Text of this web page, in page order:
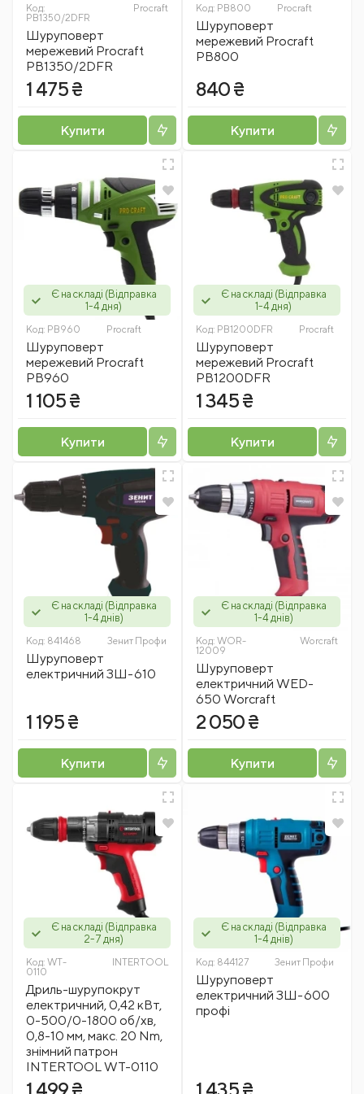
Код:
PB1350/2DFR
Procraft
Шуруповерт
мережевий Procraft
PB1350/2DFR
1 475 ₴
Купити
Код: PB800 Procraft
Шуруповерт
мережевий Procraft
PB800
840 ₴
Купити
Є на складі (Відправка
1-4 дня)
Код: PB960 Procraft
Шуруповерт
мережевий Procraft
PB960
1 105 ₴
Купити
Є на складі (Відправка
1-4 дня)
Код: PB1200DFR Procraft
Шуруповерт
мережевий Procraft
PB1200DFR
1 345 ₴
Купити
Є на складі (Відправка
1-4 днів)
Код: 841468 Зенит Профи
Шуруповерт
електричний ЗШ-610
1 195 ₴
Купити
Є на складі (Відправка
1-4 днів)
Код: WOR-
12009
Worcraft
Шуруповерт
електричний WED-
650 Worcraft
2 050 ₴
Купити
Є на складі (Відправка
2-7 дня)
Код: WT-
0110
INTERTOOL
Дриль-шурупокрут
електричний, 0,42 кВт,
0-500/0-1800 об/хв,
0,8-10 мм, макс. 20 Nm,
знімний патрон
INTERTOOL WT-0110
1 499 ₴
Є на складі (Відправка
1-4 днів)
Код: 844127 Зенит Профи
Шуруповерт
електричний ЗШ-600
профі
1 435 ₴